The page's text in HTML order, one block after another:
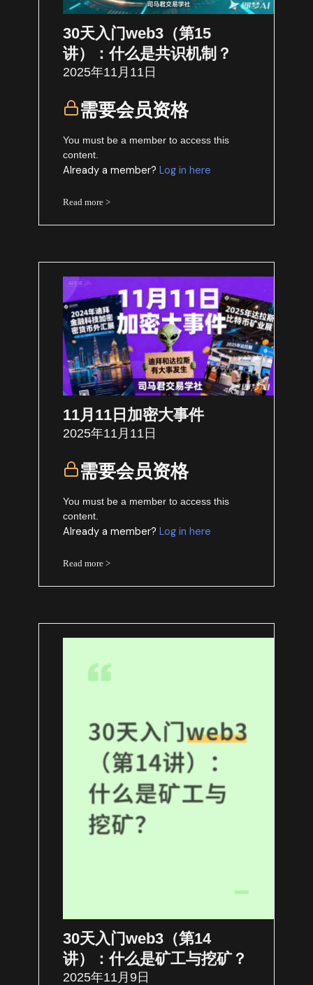
30天入门web3（第15
讲）：什么是共识机制？
2025年11月11日
需要会员资格
You must be a member to access this
content.
Already a member?Log in here
Read more >
11月11日加密大事件
2025年11月11日
需要会员资格
You must be a member to access this
content.
Already a member?Log in here
Read more >
30天入门web3（第14
讲）：什么是矿工与挖矿？
2025年11月9日